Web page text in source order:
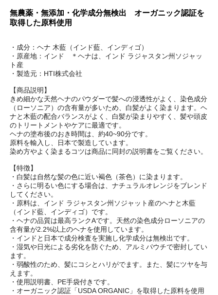
無農薬・無添加・化学成分無検出 オーガニック認証を
取得した原料使用
・成分：ヘナ 木藍（インド藍、インディゴ）
・原産地：インド ＊ヘナは、インド ラジャスタン州ソジャッ
ト産
・製造元：HTI株式会社
【商品説明】
きめ細かな天然ヘナのパウダーで髪への浸透性がよく、染色成分
（ローソニア）の含有量が多いため、白髪がよく染まります。ヘ
ナと木藍の配合バランスがよく、白髪が染まりやすく、髪や頭皮
のトリートメントやケアに最適です。
ヘナの塗布後のおき時間は、約40~90分です。
原料を輸入し、日本で製造しています。
染め方やよく染まるコツは商品に同封の説明書をご覧ください。
【特徴】
・白髪は自然な髪の色に近い褐色（茶色）に染まります。
・さらに明るい色にする場合は、ナチュラルオレンジをブレンド
してください。
・原料は、インド ラジャスタン州ソジャット産のヘナと木藍
（インド藍、インディゴ）です。
・ヘナの品質は最高ランクAです。天然の染色成分ローソニアの
含有量が2.2%以上のヘナを使用しています。
・インドと日本で成分検査を実施し化学成分は無検出です。
・湿気や日光による劣化を防ぐため、アルミパウチで密封してい
ます。
・弱酸性のため、髪にコシとハリがでます。また、髪にツヤを与
えます。
・使用説明書、PE手袋付きです。
・オーガニック認証「USDA ORGANIC」を取得した原料を使用